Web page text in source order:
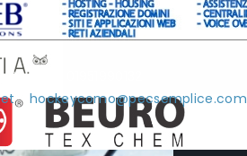
/ C.F. 01951990132
-hockeycomo@pecsemplice.com